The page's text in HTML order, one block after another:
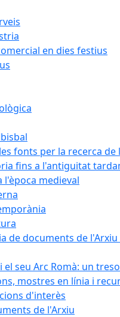
en dies festius
fonts per la recerca
fins a l'antiguitat
l'època medieval
de documents de
el seu Arc Romà: un
mostres en línia i
d'interès
de l'Arxiu